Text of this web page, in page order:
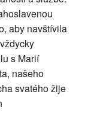
aby navštívila
s Marií
našeho
svatého žije